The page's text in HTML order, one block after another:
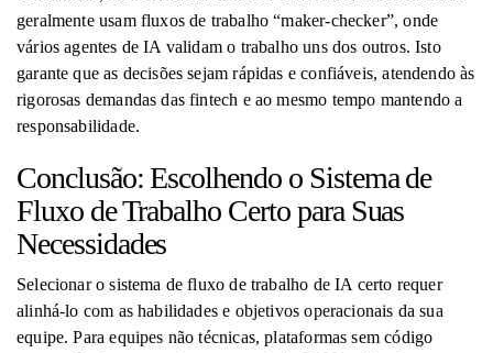
geralmente usam fluxos de trabalho “maker-checker”, onde
vários agentes de IA validam o trabalho uns dos outros. Isto
garante que as decisões sejam rápidas e confiáveis, atendendo às
rigorosas demandas das fintech e ao mesmo tempo mantendo a
responsabilidade.
Conclusão: Escolhendo o Sistema de
Fluxo de Trabalho Certo para Suas
Necessidades
Selecionar o sistema de fluxo de trabalho de IA certo requer
alinhá-lo com as habilidades e objetivos operacionais da sua
equipe. Para equipes não técnicas, plataformas sem código